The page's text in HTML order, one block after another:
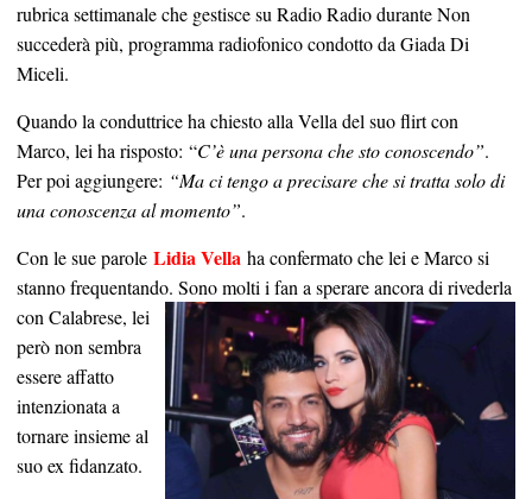
rubrica settimanale che gestisce su Radio Radio durante Non
succederà più, programma radiofonico condotto da Giada Di
Miceli.
Quando la conduttrice ha chiesto alla Vella del suo flirt con
Marco, lei ha risposto: “C’è una persona che sto conoscendo”.
Per poi aggiungere: “Ma ci tengo a precisare che si tratta solo di
una conoscenza al momento”.
Con le sue parole Lidia Vella ha confermato che lei e Marco si
stanno frequentando. Sono molti i fan a sperareancora di rivederla
con Calabrese, lei
però non sembra
essere affatto
intenzionata a
tornare insieme al
suo ex fidanzato.